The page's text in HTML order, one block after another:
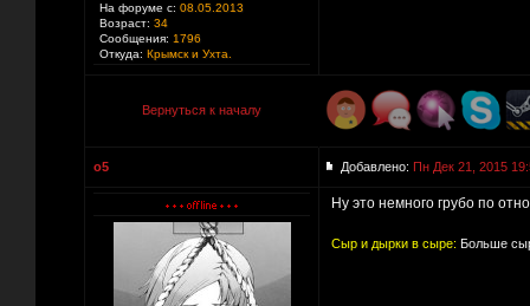
На форуме с: 08.05.2013
Возраст: 34
Сообщения: 1796
Откуда: Крымск и Ухта.
Вернуться к началу
o5 Добавлено: Пн Дек 21, 2015
Ну это немного грубо по
Сыр и дырки в сыре: Больше